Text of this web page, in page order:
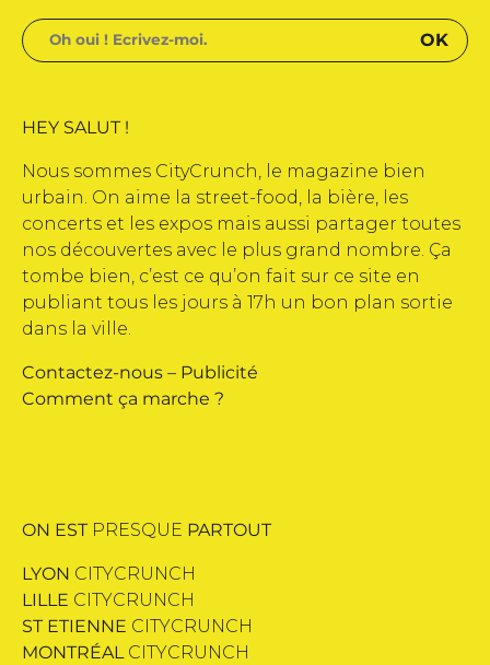
HEY SALUT !
Nous sommes CityCrunch, le magazine bien
urbain. On aime la street-food, la bière, les
concerts et les expos mais aussi partager toutes
nos découvertes avec le plus grand nombre. Ça
tombe bien, c’est ce qu’on fait sur ce site en
publiant tous les jours à 17h un bon plan sortie
dans la ville.
Contactez-nous – Publicité
Comment ça marche ?
ON EST PRESQUE PARTOUT
LYON CITYCRUNCH
LILLE CITYCRUNCH
ST ETIENNE CITYCRUNCH
MONTRÉALCITYCRUNCH